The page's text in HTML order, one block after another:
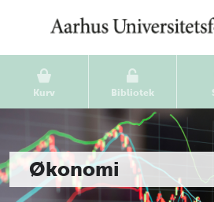
Kurv Bibliotek
Økonomi